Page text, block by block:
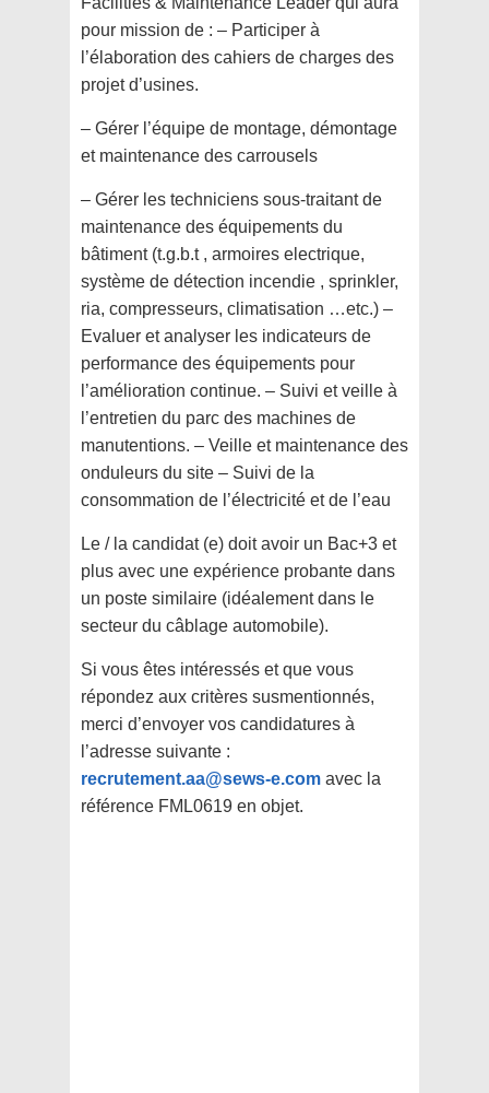
pour mission de : – Participer à
l’élaboration des cahiers de charges des
projet d’usines.
– Gérer l’équipe de montage, démontage
et maintenance des carrousels
– Gérer les techniciens sous-traitant de
maintenance des équipements du
bâtiment (t.g.b.t , armoires electrique,
système de détection incendie , sprinkler,
ria, compresseurs, climatisation …etc.) –
Evaluer et analyser les indicateurs de
performance des équipements pour
l’amélioration continue. – Suivi et veille à
l’entretien du parc des machines de
manutentions. – Veille et maintenance des
onduleurs du site – Suivi de la
consommation de l’électricité et de l’eau
Le / la candidat (e) doit avoir un Bac+3 et
plus avec une expérience probante dans
un poste similaire (idéalement dans le
secteur du câblage automobile).
Si vous êtes intéressés et que vous
répondez aux critères susmentionnés,
merci d’envoyer vos candidatures à
l’adresse suivante :
recrutement.aa@sews-e.com avec la
référence FML0619 en objet.